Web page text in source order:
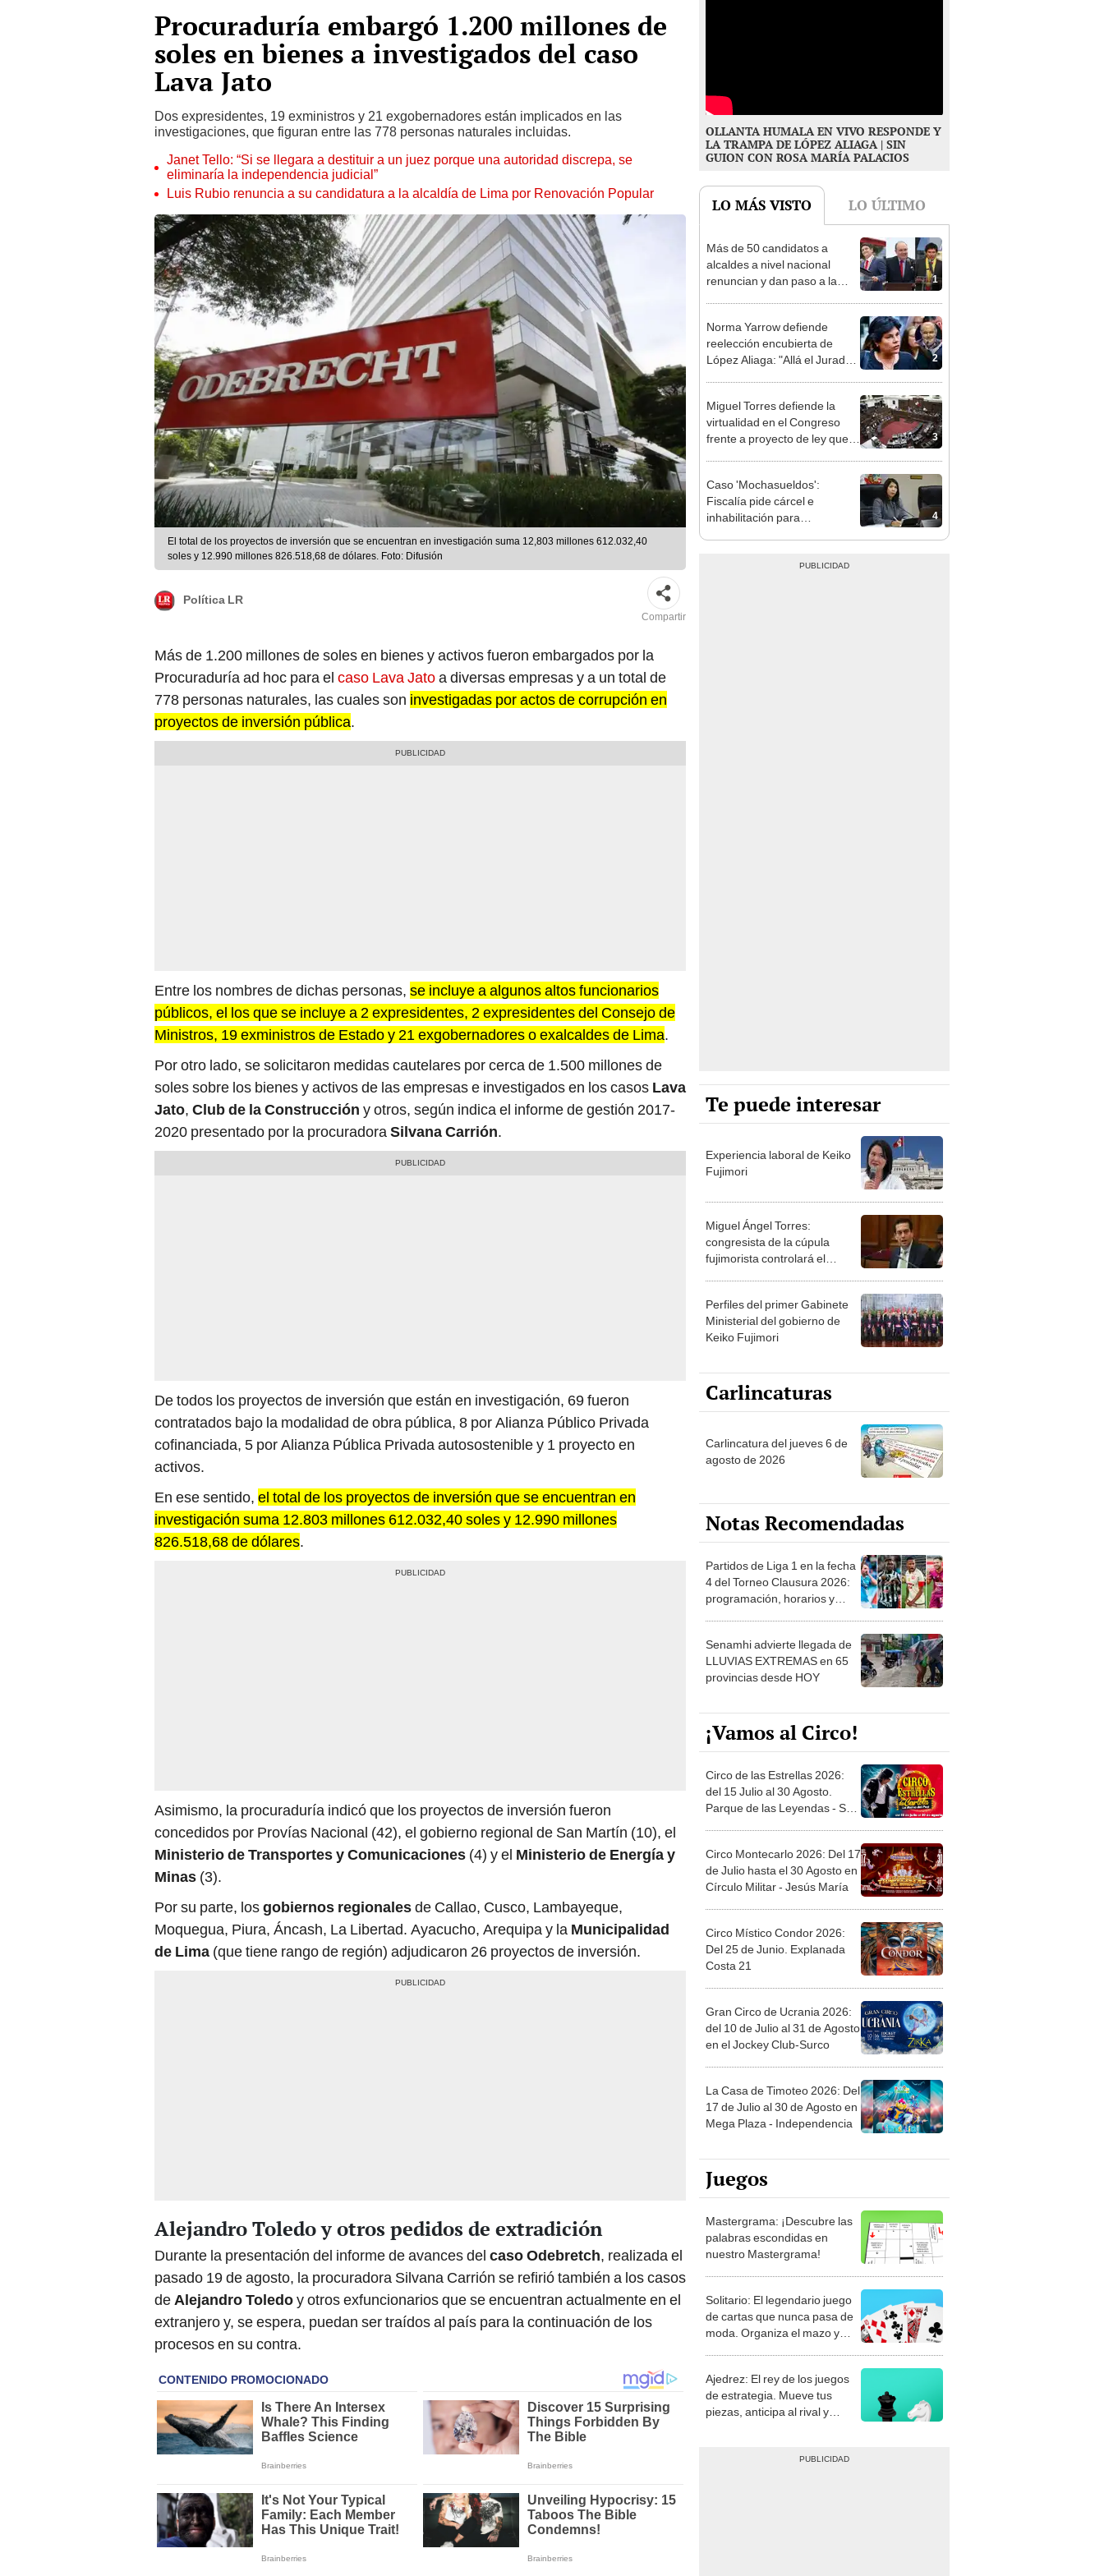
Procuraduría embargó 1.200 millones de
soles en bienes a investigados del caso
Lava Jato
Dos expresidentes, 19 exministros y 21 exgobernadores están implicados en las
investigaciones, que figuran entre las 778 personas naturales incluidas.
Janet Tello: “Si se llegara a destituir a un juez porque una autoridad discrepa, se
eliminaría la independencia judicial”
Luis Rubio renuncia a su candidatura a la alcaldía de Lima por Renovación Popular
El total de los proyectos de inversión que se encuentran en investigación suma 12,803 millones 612.032,40
soles y 12.990 millones 826.518,68 de dólares. Foto: Difusión
Política LR
Compartir
Más de 1.200 millones de soles en bienes y activos fueron embargados por la
Procuraduría ad hoc para el caso Lava Jatoa diversas empresas y a un total de
778 personas naturales, las cuales son investigadas por actos de corrupción en
proyectos de inversión pública.
Entre los nombres de dichas personas, se incluye a algunos altos funcionarios
públicos, el los que se incluye a 2 expresidentes, 2 expresidentes del Consejo de
Ministros, 19 exministros de Estado y 21 exgobernadores o exalcaldes de Lima.
Por otro lado, se solicitaron medidas cautelares por cerca de 1.500 millones de
soles sobre los bienes y activos de las empresas e investigados en los casos Lava
Jato, Club de la Construcción y otros, según indica el informe de gestión 2017-
2020 presentado por la procuradoraSilvana Carrión.
De todos los proyectos de inversión que están en investigación, 69 fueron
contratados bajo la modalidad de obra pública, 8 por Alianza Público Privada
cofinanciada, 5 por Alianza Pública Privada autosostenible y 1 proyecto en
activos.
En ese sentido, el total de los proyectos de inversión que se encuentran en
investigación suma 12.803 millones 612.032,40 soles y 12.990 millones
826.518,68 de dólares.
Asimismo, la procuraduría indicó que los proyectos de inversión fueron
concedidos por Provías Nacional (42), el gobierno regional de San Martín (10), el
Ministerio de Transportes y Comunicaciones (4) y el Ministerio de Energía y
Minas (3).
Por su parte, losgobiernos regionalesde Callao, Cusco, Lambayeque,
Moquegua, Piura, Áncash, La Libertad. Ayacucho, Arequipa y la Municipalidad
de Lima (que tiene rango de región) adjudicaron 26 proyectos de inversión.
Alejandro Toledo y otros pedidos de extradición
Durante la presentación del informe de avances del caso Odebretch, realizada el
pasado 19 de agosto, la procuradora Silvana Carrión se refirió también a los casos
deAlejandro Toledoy otros exfuncionarios que se encuentran actualmente en el
extranjero y, se espera, puedan ser traídos al país para la continuación de los
procesos en su contra.
OLLANTA HUMALA EN VIVO RESPONDE Y
LA TRAMPA DE LÓPEZ ALIAGA | SIN
GUION CON ROSA MARÍA PALACIOS
LO MÁS VISTO LO ÚLTIMO
1
Más de 50 candidatos a
alcaldes a nivel nacional
renuncian y dan paso a la
2
Norma Yarrow defiende
reelección encubierta de
López Aliaga: "Allá el Jurado
3
Miguel Torres defiende la
virtualidad en el Congreso
frente a proyecto de ley que
4
Caso 'Mochasueldos':
Fiscalía pide cárcel e
inhabilitación para
Te puede interesar
Experiencia laboral de Keiko
Fujimori
Miguel Ángel Torres:
congresista de la cúpula
fujimorista controlará el
Perfiles del primer Gabinete
Ministerial del gobierno de
Keiko Fujimori
Carlincaturas
Carlincatura del jueves 6 de
agosto de 2026
Notas Recomendadas
Partidos de Liga 1 en la fecha
4 del Torneo Clausura 2026:
programación, horarios y
Senamhi advierte llegada de
LLUVIAS EXTREMAS en 65
provincias desde HOY
¡Vamos al Circo!
Circo de las Estrellas 2026:
del 15 Julio al 30 Agosto.
Parque de las Leyendas - San
Circo Montecarlo 2026: Del 17
de Julio hasta el 30 Agosto en
Círculo Militar - Jesús María
Circo Místico Condor 2026:
Del 25 de Junio. Explanada
Costa 21
Gran Circo de Ucrania 2026:
del 10 de Julio al 31 de Agosto
en el Jockey Club-Surco
La Casa de Timoteo 2026: Del
17 de Julio al 30 de Agosto en
Mega Plaza - Independencia
Juegos
Mastergrama: ¡Descubre las
palabras escondidas en
nuestro Mastergrama!
Solitario: El legendario juego
de cartas que nunca pasa de
moda. Organiza el mazo y
Ajedrez: El rey de los juegos
de estrategia. Mueve tus
piezas, anticipa al rival y